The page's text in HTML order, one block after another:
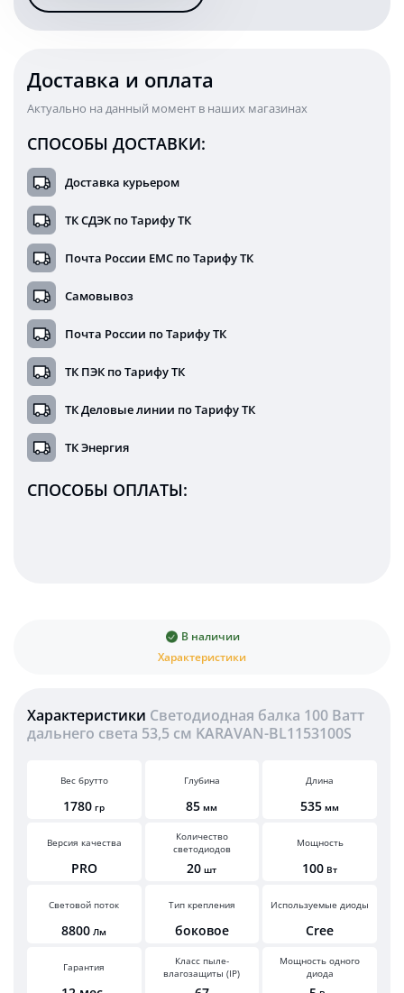
53,5
см
Доставка и оплата
Актуально на данный момент в наших магазинах
СПОСОБЫ ДОСТАВКИ:
Доставка курьером
ТК СДЭК по Тарифу ТК
Почта России ЕМС по Тарифу ТК
Самовывоз
Почта России по Тарифу ТК
ТК ПЭК по Тарифу ТК
ТК Деловые линии по Тарифу ТК
ТК Энергия
СПОСОБЫ ОПЛАТЫ:
Характеристики
В наличии
Характеристики Светодиодная балка 100 Ватт
дальнего света 53,5 см KARAVAN-BL1153100S
Вес брутто
1780 гр
Глубина
85 мм
Длина
535 мм
Версия качества
PRO
Количество
светодиодов
20 шт
Мощность
100 Вт
Световой поток
8800 Лм
Тип крепления
боковое
Используемые диоды
Cree
Гарантия
Класс пыле-
влагозащиты (IP)
Мощность одного
диода